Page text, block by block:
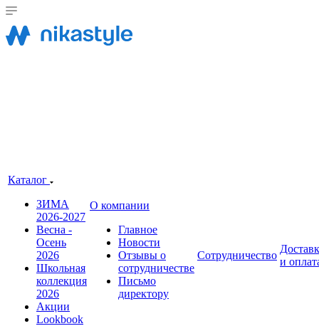
Каталог
ЗИМА
2026-2027
Весна -
Осень
2026
Школьная
коллекция
2026
Акции
Lookbook
О компании
Главное
Новости
Отзывы о
сотрудничестве
Письмо
директору
Сотрудничество
и